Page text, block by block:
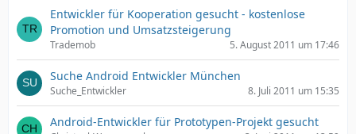
Entwickler für Kooperation gesucht - kostenlose
Promotion und Umsatzsteigerung
Trademob 5. August 2011 um 17:46
Suche Android Entwickler München
Suche_Entwickler 8. Juli 2011 um 15:35
Android-Entwickler für Prototypen-Projekt gesucht